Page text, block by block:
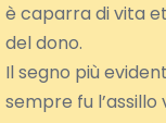
è caparra di vita
del dono.
Il segno più
sempre fu